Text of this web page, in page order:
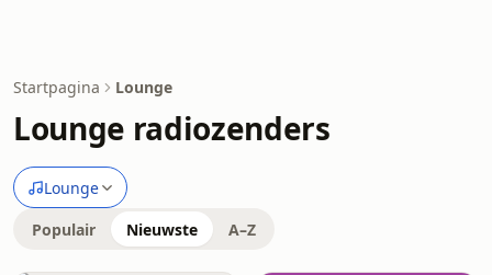
Startpagina Lounge
Lounge radiozenders
Lounge
Populair Nieuwste A–Z